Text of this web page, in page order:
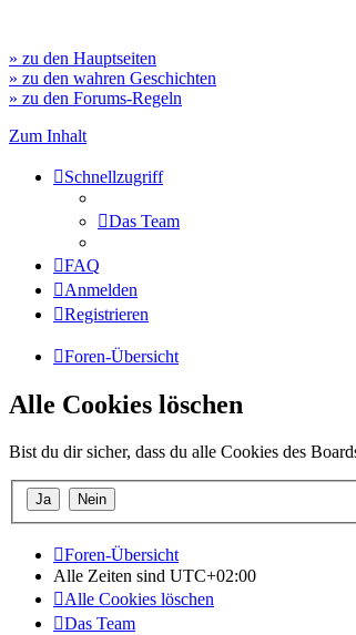
» zu den Hauptseiten
» zu den wahren Geschichten
» zu den Forums-Regeln
Zum Inhalt
Schnellzugriff
Das Team
FAQ
Anmelden
Registrieren
Foren-Übersicht
Alle Cookies löschen
Bist du dir sicher, dass du alle Cookies des
Foren-Übersicht
Alle Zeiten sind UTC+02:00
Alle Cookies löschen
Das Team